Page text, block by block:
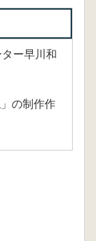
ー早川和
の制作作